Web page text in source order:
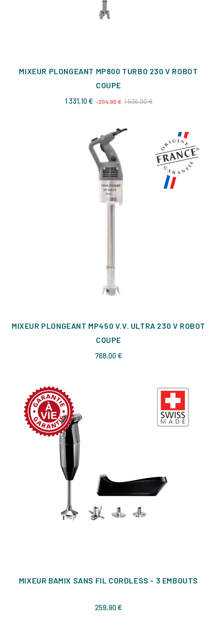
MIXEUR PLONGEANT MP800 TURBO 230 V ROBOT
COUPE
1 331,10 € Prix
-204,90 € 1 536,00 €Prix
MIXEUR PLONGEANT MP450 V.V. ULTRA 230 V ROBOT
COUPE
768,00 €Prix
MIXEUR BAMIX SANS FIL CORDLESS - 3 EMBOUTS
259,90 €Prix